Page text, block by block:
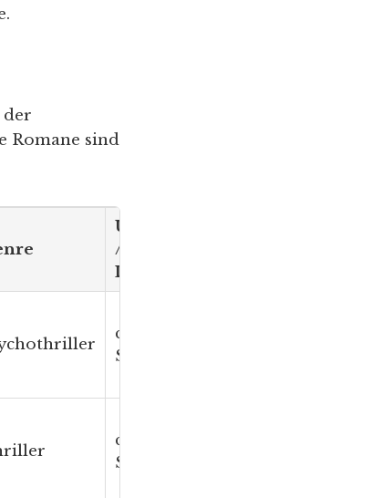
der
Romane sind
Umfang
/
Lesezeit
ca. 480
S. / 11 h
ca. 480
S. / 11 h